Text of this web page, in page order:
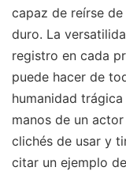
capaz de reírse
duro. La
registro en cada
puede hacer de
humanidad
manos de un
clichés de usar y
citar un ejemplo